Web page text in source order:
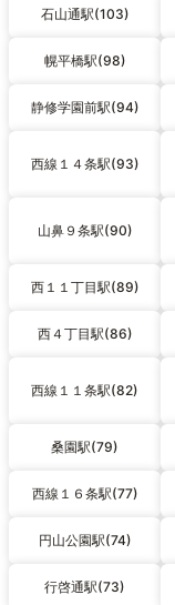
石山通駅(103)
幌平橋駅(98)
静修学園前駅(94)
西線１４条駅(93)
山鼻９条駅(90)
西１１丁目駅(89)
西４丁目駅(86)
西線１１条駅(82)
桑園駅(79)
西線１６条駅(77)
円山公園駅(74)
行啓通駅(73)